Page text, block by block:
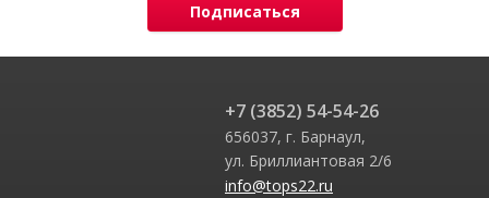
Подписаться
+7 (3852) 54-54-26
656037, г. Барнаул,
ул. Бриллиантовая 2/6
info@tops22.ru